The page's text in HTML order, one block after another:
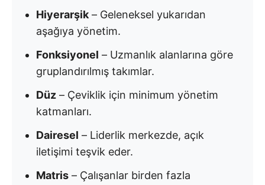
Hiyerarşik – Geleneksel yukarıdan
aşağıya yönetim.
Fonksiyonel – Uzmanlık alanlarına göre
gruplandırılmış takımlar.
Düz – Çeviklik için minimum yönetim
katmanları.
Dairesel – Liderlik merkezde, açık
iletişimi teşvik eder.
Matris – Çalışanlar birden fazla